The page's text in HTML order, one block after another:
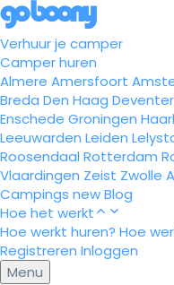
Verhuur je camper
Camper huren
Almere Amersfoort
Breda Den Haag Deventer
Enschede Groningen
Leeuwarden Leiden
Roosendaal Rotterdam
Vlaardingen Zeist Zwolle
Campings newBlog
Hoe het werkt
Hoe werkt huren? Hoe
Registreren Inloggen
Menu